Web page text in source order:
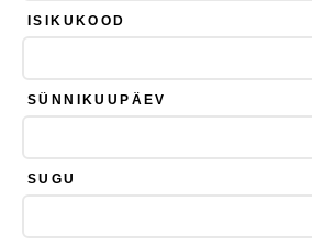
ISIKUKOOD
SÜNNIKUUPÄEV
SUGU